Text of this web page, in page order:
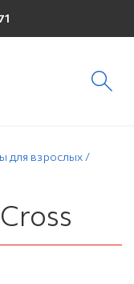
для взрослых /